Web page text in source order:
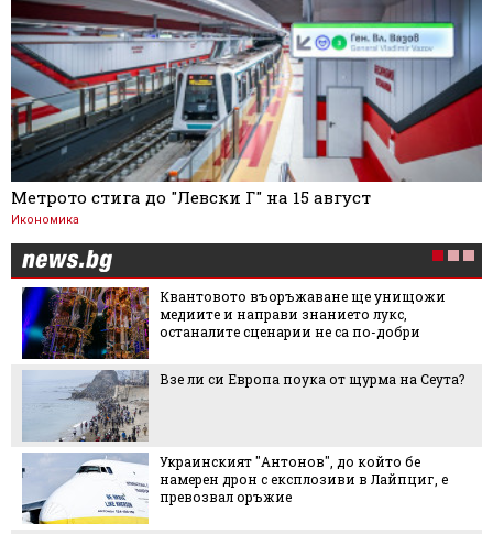
Метрото стига до "Левски Г" на 15 август
Икономика
Квантовото въоръжаване ще унищожи
медиите и направи знанието лукс,
останалите сценарии не са по-добри
Взе ли си Европа поука от щурма на Сеута?
Украинският "Антонов", до който бе
намерен дрон с експлозиви в Лайпциг, е
превозвал оръжие